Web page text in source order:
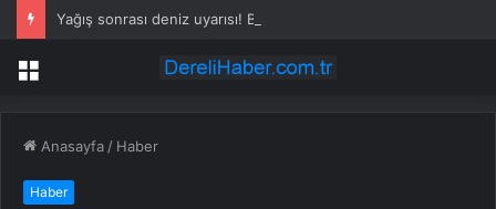
Menü
Anasayfa / Haber
Haber